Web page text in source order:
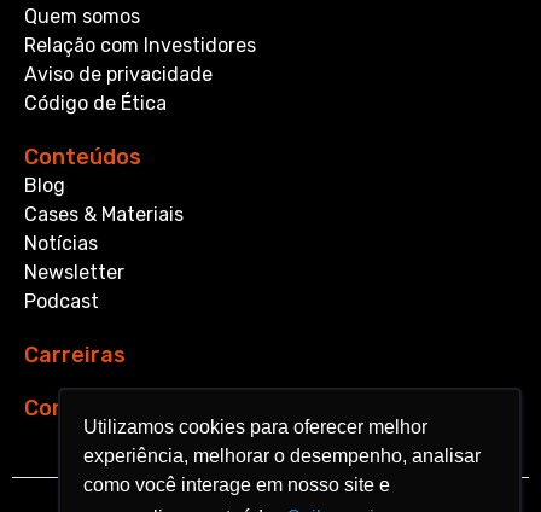
Utilizamos cookies para oferecer melhor
experiência, melhorar o desempenho, analisar
como você interage em nosso site e
Utilizamos cookies para oferecer melhor
experiência, melhorar o desempenho, analisar
como você interage em nosso site e
Quem somos
Relação com Investidores
Aviso de privacidade
Código de Ética
Conteúdos
Blog
Cases & Materiais
Notícias
Newsletter
Podcast
Carreiras
Contato